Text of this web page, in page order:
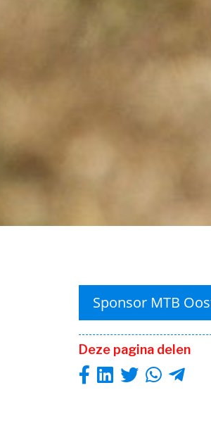
Sponsor MTB
Deze pagina delen